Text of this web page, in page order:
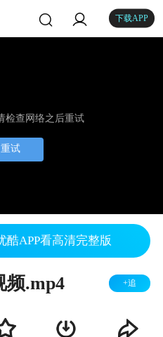
下载APP
检查网络之后重试
重试
酷APP看高清完整版
频.mp4 +追